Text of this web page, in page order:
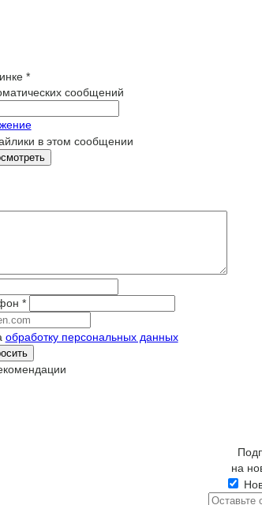
*
в этом сообщении
*
обработку персональных данных
на